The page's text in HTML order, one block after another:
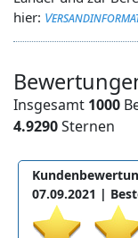
hier:
Insgesamt 1000
4.9290Sternen
07.09.2021 |